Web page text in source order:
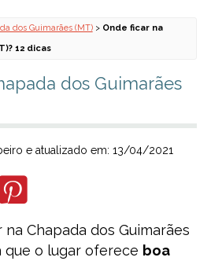
dos Guimarães (MT)> Onde ficar na
12 dicas
dos Guimarães
e atualizado em: 13/04/2021
Chapada dos Guimarães
que o lugar oferece boa